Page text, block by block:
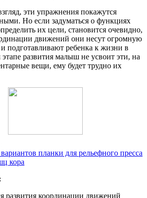
эти упражнения покажутся
Но если задуматься о функциях
их цели, становится очевидно,
движений они несут огромную
подготавливают ребенка к жизни в
развития малыш не усвоит эти, на
вещи, ему будет трудно их
планки для рельефного пресса
кора
развития координации движений